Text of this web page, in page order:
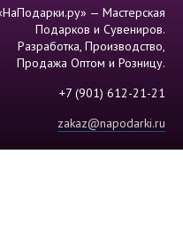
— Мастерская
Подарков и Сувениров.
Разработка, Производство,
Продажа Оптом и Розницу.
+7 (901) 612-21-21
zakaz@napodarki.ru